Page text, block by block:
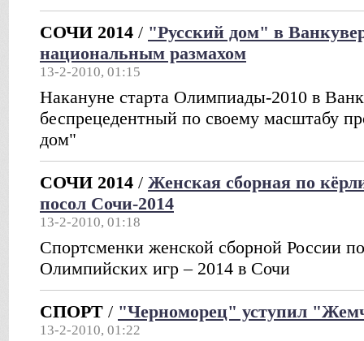
СОЧИ 2014 / "Русский дом" в
национальным размахом
13-2-2010, 01:15
Накануне старта Олимпиады-2010 в
беспрецедентный по своему масштабу
дом"
СОЧИ 2014 / Женская сборная по
посол Сочи-2014
13-2-2010, 01:18
Спортсменки женской сборной России
Олимпийских игр – 2014 в Сочи
СПОРТ / "Черноморец" уступил
13-2-2010, 01:22